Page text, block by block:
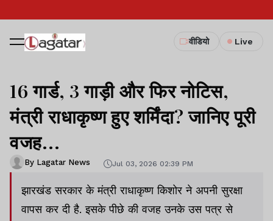
वीडियो Live
16 गार्ड, 3 गाड़ी और फिर नोटिस,
मंत्री राधाकृष्ण हुए शर्मिंदा? जानिए पूरी
वजह...
By Lagatar News Jul 03, 2026 02:39 PM
झारखंड सरकार के मंत्री राधाकृष्ण किशोर ने अपनी सुरक्षा
वापस कर दी है. इसके पीछे की वजह उनके उस पत्र से